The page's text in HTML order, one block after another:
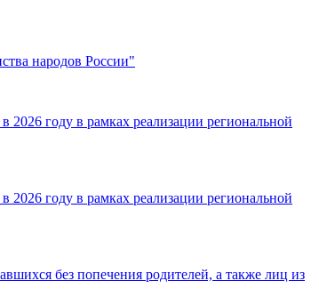
народов России"
году в рамках реализации региональной
году в рамках реализации региональной
без попечения родителей, а также лиц из